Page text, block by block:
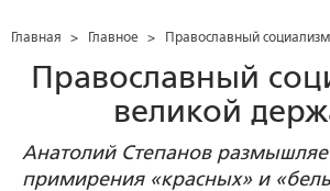
Главная > Главное > Православный
Православный
великой
Анатолий Степанов
примирения «красных» и